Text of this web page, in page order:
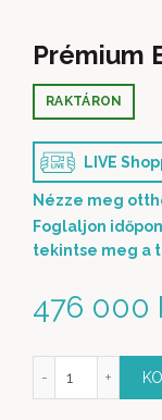
Prémium
476 000
RAKTÁRON
LIVE
Nézze meg
Foglaljon
tekintse meg a
Beltéri Fotel